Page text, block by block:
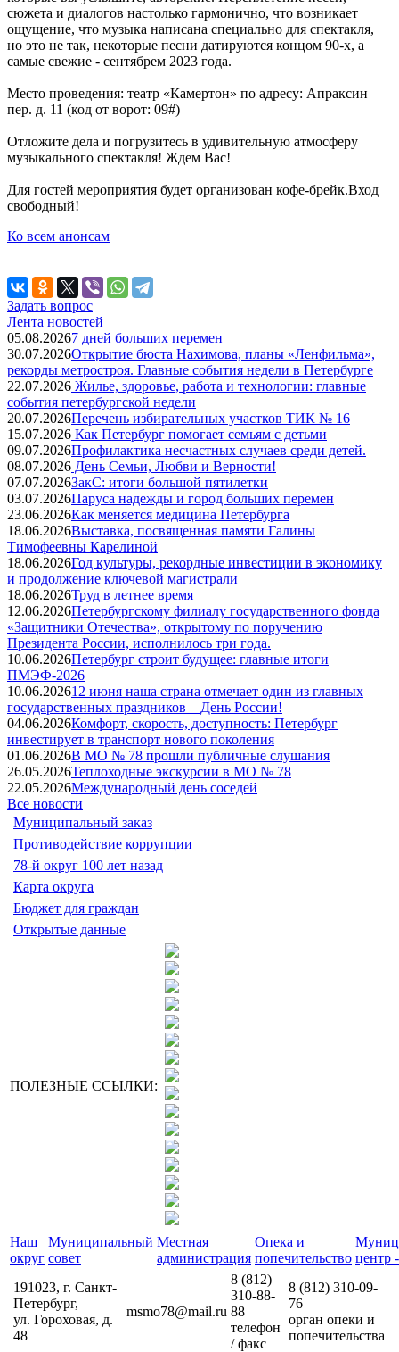
сюжета и диалогов настолько гармонично, что возникает
ощущение, что музыка написана специально для спектакля,
но это не так, некоторые песни датируются концом 90-х, а
самые свежие - сентябрем 2023 года.
Место проведения: театр «Камертон» по адресу: Апраксин
пер. д. 11 (код от ворот: 09#)
Отложите дела и погрузитесь в удивительную атмосферу
музыкального спектакля! Ждем Вас!
Для гостей мероприятия будет организован кофе-брейк.Вход
свободный!
Ко всем анонсам
Задать вопрос
Лента новостей
05.08.20267 дней больших перемен
30.07.2026Открытие бюста Нахимова, планы «Ленфильма»,
рекорды метростроя. Главные события недели в Петербурге
22.07.2026 Жилье, здоровье, работа и технологии: главные
события петербургской недели
20.07.2026Перечень избирательных участков ТИК № 16
15.07.2026 Как Петербург помогает семьям с детьми
09.07.2026Профилактика несчастных случаев среди детей.
08.07.2026 День Семьи, Любви и Верности!
07.07.2026ЗакС: итоги большой пятилетки
03.07.2026Паруса надежды и город больших перемен
23.06.2026Как меняется медицина Петербурга
18.06.2026Выставка, посвященная памяти Галины
Тимофеевны Карелиной
18.06.2026Год культуры, рекордные инвестиции в экономику
и продолжение ключевой магистрали
18.06.2026Труд в летнее время
12.06.2026Петербургскому филиалу государственного фонда
«Защитники Отечества», открытому по поручению
Президента России, исполнилось три года.
10.06.2026Петербург строит будущее: главные итоги
ПМЭФ-2026
10.06.202612 июня наша страна отмечает один из главных
государственных праздников – День России!
04.06.2026Комфорт, скорость, доступность: Петербург
инвестирует в транспорт нового поколения
01.06.2026В МО № 78 прошли публичные слушания
26.05.2026Теплоходные экскурсии в МО № 78
22.05.2026Международный день соседей
Все новости
Муниципальный заказ
Противодействие коррупции
78-й округ 100 лет назад
Карта округа
Бюджет для граждан
Открытые данные
ПОЛЕЗНЫЕ ССЫЛКИ:
Наш
округ
Муниципальный
совет
Местная
администрация
Опека и
попечительство центр
191023, г. Санкт-
Петербург,
ул. Гороховая, д.
48
msmo78@mail.ru
8 (812)
310-88-
88
телефон
/ факс
8 (812) 310-09-
76
орган опеки и
попечительства